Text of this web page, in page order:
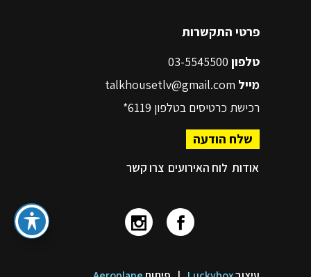
פרטי התקשרות
טלפון
מייל talkhousetlv@gmail.com
רכישת כרטיסים בטלפון 6119*
שלח הודעה
אודות לוח האירועים צרו קשר